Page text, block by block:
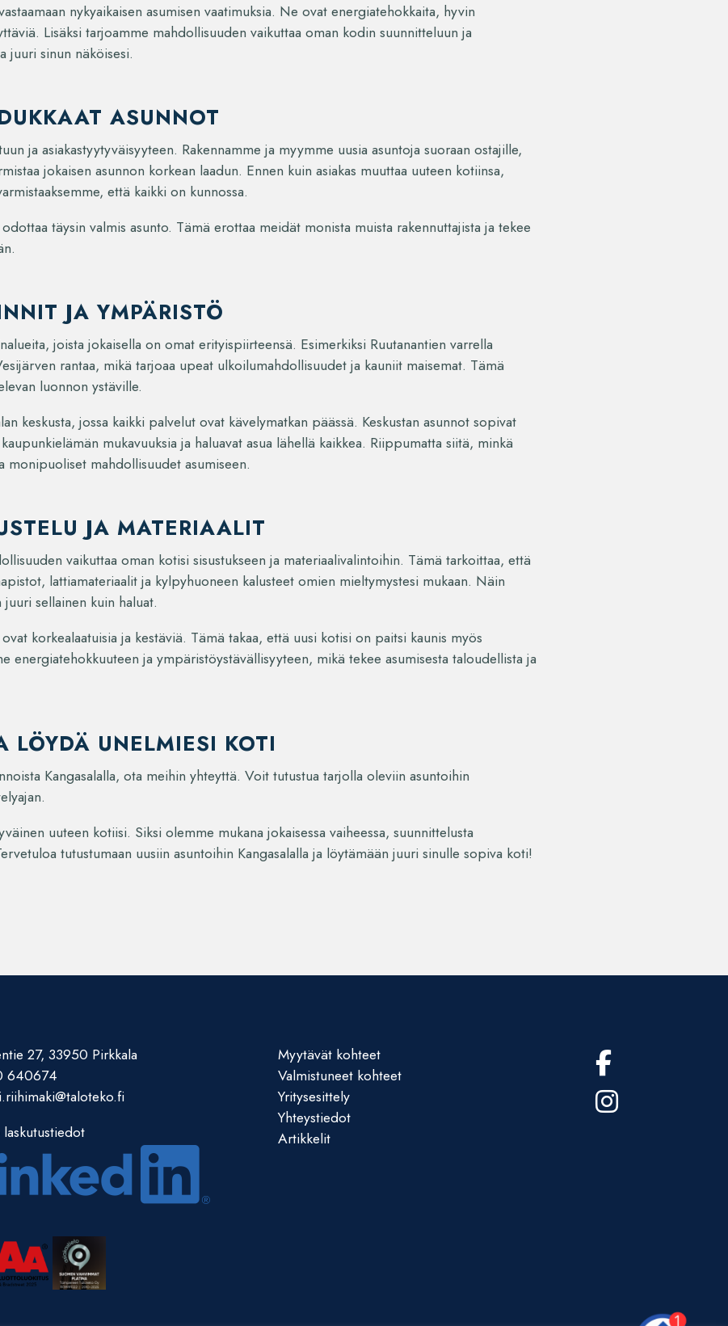
nykyaikaisen asumisen vaatimuksia. Ne ovat energiatehokkaita, hyvin
Lisäksi tarjoamme mahdollisuuden vaikuttaa oman kodin suunnitteluun ja
juuri sinun näköisesi.
ASUNNOT
ja asiakastyytyväisyyteen. Rakennamme ja myymme uusia asuntoja suoraan ostajille,
jokaisen asunnon korkean laadun. Ennen kuin asiakas muuttaa uuteen kotiinsa,
että kaikki on kunnossa.
täysin valmis asunto. Tämä erottaa meidät monista muista rakennuttajista ja tekee
JA YMPÄRISTÖ
joista jokaisella on omat erityispiirteensä. Esimerkiksi Ruutanantien varrella
rantaa, mikä tarjoaa upeat ulkoilumahdollisuudet ja kauniit maisemat. Tämä
luonnon ystäville.
keskusta, jossa kaikki palvelut ovat kävelymatkan päässä. Keskustan asunnot sopivat
mukavuuksia ja haluavat asua lähellä kaikkea. Riippumatta siitä, minkä
monipuoliset mahdollisuudet asumiseen.
JA MATERIAALIT
vaikuttaa oman kotisi sisustukseen ja materiaalivalintoihin. Tämä tarkoittaa, että
lattiamateriaalit ja kylpyhuoneen kalusteet omien mieltymystesi mukaan. Näin
sellainen kuin haluat.
korkealaatuisia ja kestäviä. Tämä takaa, että uusi kotisi on paitsi kaunis myös
energiatehokkuuteen ja ympäristöystävällisyyteen, mikä tekee asumisesta taloudellista ja
LÖYDÄ UNELMIESI KOTI
Kangasalalla, ota meihin yhteyttä. Voit tutustua tarjolla oleviin asuntoihin
uuteen kotiisi. Siksi olemme mukana jokaisessa vaiheessa, suunnittelusta
tutustumaan uusiin asuntoihin Kangasalalla ja löytämään juuri sinulle sopiva koti!
27, 33950 Pirkkala
640674
laskutustiedot
Myytävät kohteet
Valmistuneet kohteet
Yritysesittely
Yhteystiedot
Artikkelit